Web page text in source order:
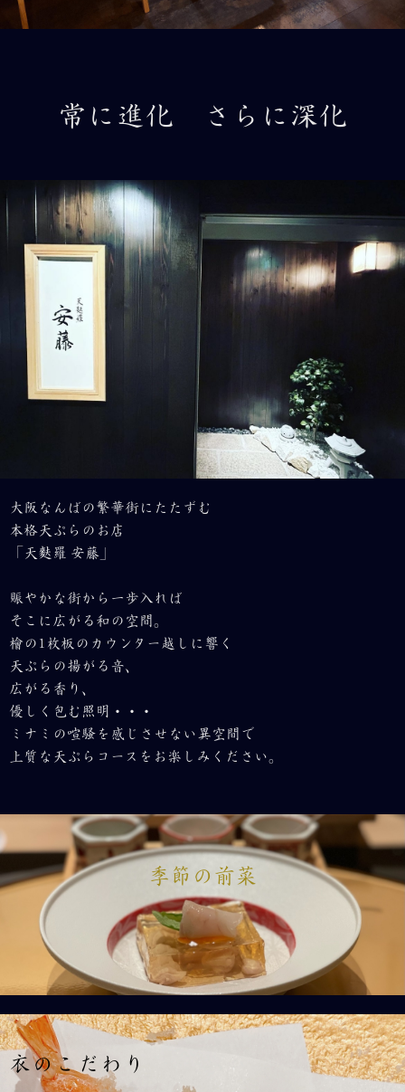
常に進化 さらに深化
大阪なんばの繁華街にたたずむ
本格天ぷらのお店
「天麩羅 安藤」
賑やかな街から一歩入れば
そこに広がる和の空間。
檜の1枚板のカウンター越しに響く
天ぷらの揚がる音、
広がる香り、
優しく包む照明・・・
ミナミの喧騒を感じさせない異空間で
上質な天ぷらコースをお楽しみください。
季節の前菜
衣のこだわり